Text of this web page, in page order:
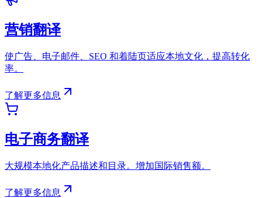
营销翻译
使广告、电子邮件、SEO 和着陆页适应本地文化，提高转化
率。
了解更多信息
电子商务翻译
大规模本地化产品描述和目录。增加国际销售额。
了解更多信息